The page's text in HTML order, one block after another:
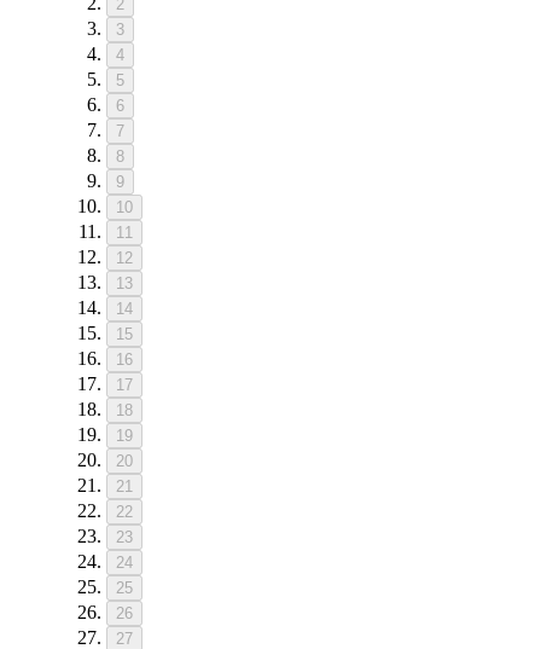
2
3
4
5
6
7
8
9
10
11
12
13
14
15
16
17
18
19
20
21
22
23
24
25
26
27